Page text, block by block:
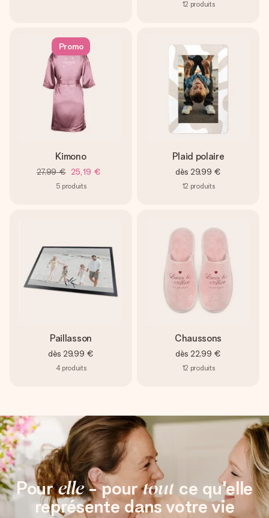
12 produits
Promo
Kimono
27,99 € 25,19 €
5 produits
Plaid polaire
dès 29,99 €
12 produits
Paillasson
dès 29,99 €
4 produits
Chaussons
dès 22,99 €
12 produits
Pourelle- pourtoutce qu'elle
représente dans votre vie